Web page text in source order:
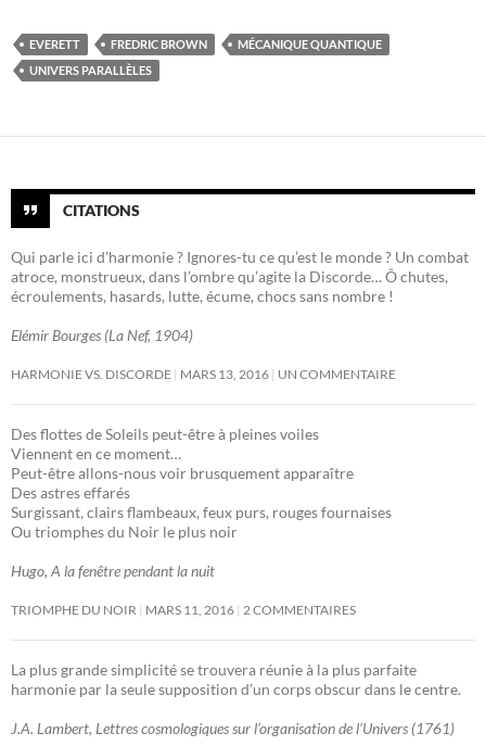
EVERETT FREDRIC BROWN
MÉCANIQUE QUANTIQUE
UNIVERS PARALLÈLES
CITATIONS
Qui parle ici d’harmonie ? Ignores-tu ce qu’est le monde ? Un combat
atroce, monstrueux, dans l’ombre qu’agite la Discorde… Ô chutes,
écroulements, hasards, lutte, écume, chocs sans nombre !
Elémir Bourges (La Nef, 1904)
HARMONIE VS. DISCORDE MARS 13, 2016 UN COMMENTAIRE
Des flottes de Soleils peut-être à pleines voiles
Viennent en ce moment…
Peut-être allons-nous voir brusquement apparaître
Des astres effarés
Surgissant, clairs flambeaux, feux purs, rouges fournaises
Ou triomphes du Noir le plus noir
Hugo, A la fenêtre pendant la nuit
TRIOMPHE DU NOIR MARS 11, 2016 2 COMMENTAIRES
La plus grande simplicité se trouvera réunie à la plus parfaite
harmonie par la seule supposition d’un corps obscur dans le centre.
J.A. Lambert, Lettres cosmologiques sur l’organisation de l’Univers (1761)